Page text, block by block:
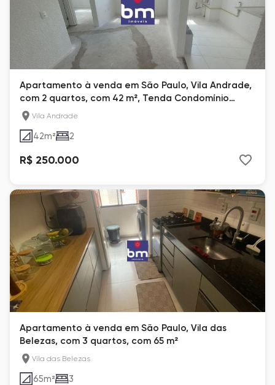
Apartamento à venda em São Paulo, Vila Andrade,
com 2 quartos, com 42 m², Tenda Condomínio
SicíliaVila Andrade
42m² 2
R$ 250.000
Apartamento à venda em São Paulo, Vila das
Belezas, com 3 quartos, com 65 m²
Vila das Belezas
65m² 3